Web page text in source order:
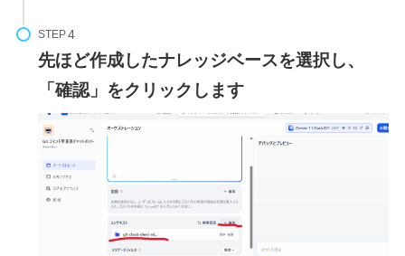
STEP
先ほど作成したナレッジベースを選択し、
「確認」をクリックします